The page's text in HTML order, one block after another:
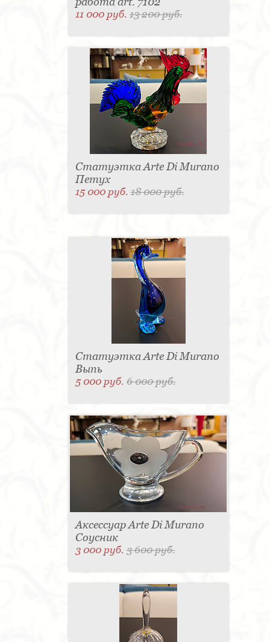
11 000 руб.13 200 руб.
Статуэтка Arte Di Murano
Петух
15 000 руб.18 000 руб.
Статуэтка Arte Di Murano
Выпь
5 000 руб.6 000 руб.
Аксессуар Arte Di Murano
Соусник
3 000 руб.3 600 руб.